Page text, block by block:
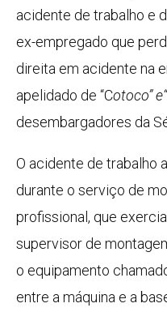
acidente de trabalho e
ex-empregado que
direita em acidente na
apelidado de “Cotoco” e
desembargadores da
O acidente de trabalho
durante o serviço de
profissional, que
supervisor de
o equipamento
entre a máquina e a